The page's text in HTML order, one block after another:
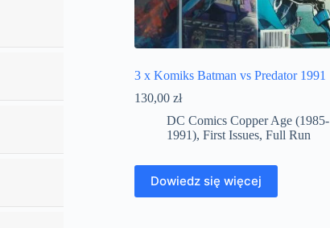
3 x Komiks Batman vs Predator 1991
130,00 zł
DC Comics Copper Age (1985-
1991), First Issues, Full Run
Dowiedz się więcej